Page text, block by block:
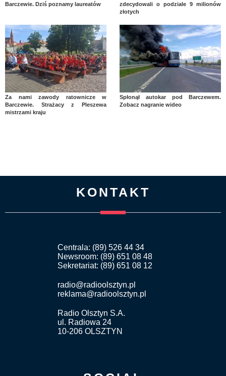
Barczewie. Dziś poznamy laureatów
zdecydowali o podziale 9 milionów
złotych
Za nami zawody ratownicze w
Barczewie. Strażacy z Pleszewa
mistrzami kraju
Spłonął autokar pod Barczewem.
Zobacz nagranie wideo
KONTAKT
Centrala: (89) 526 44 34
Newsroom: (89) 651 08 48
Sekretariat: (89) 651 08 12
radio@radioolsztyn.pl
reklama@radioolsztyn.pl
Radio Olsztyn S.A.
ul. Radiowa 24
10-206 OLSZTYN